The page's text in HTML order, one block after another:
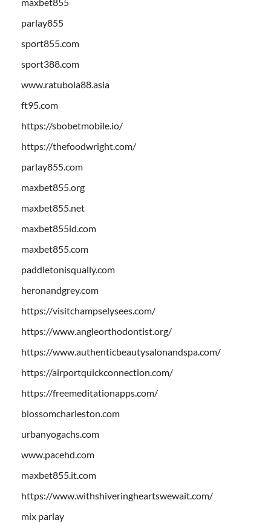
maxbet855
parlay855
sport855.com
sport388.com
www.ratubola88.asia
ft95.com
https://sbobetmobile.io/
https://thefoodwright.com/
parlay855.com
maxbet855.org
maxbet855.net
maxbet855id.com
maxbet855.com
paddletonisqually.com
heronandgrey.com
https://visitchampselysees.com/
https://www.angleorthodontist.org/
https://www.authenticbeautysalonandspa.com/
https://airportquickconnection.com/
https://freemeditationapps.com/
blossomcharleston.com
urbanyogachs.com
www.pacehd.com
maxbet855.it.com
https://www.withshiveringheartswewait.com/
mix parlay